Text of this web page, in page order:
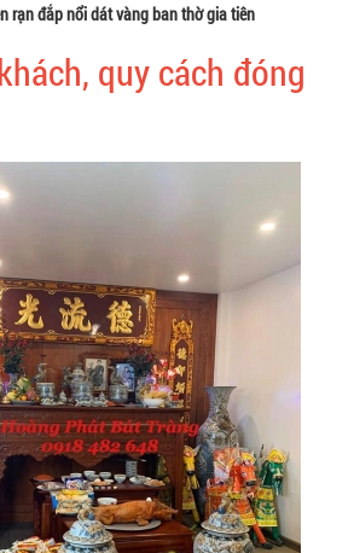
rạn đắp nổi dát vàng ban thờ gia tiên
quy cách đóng